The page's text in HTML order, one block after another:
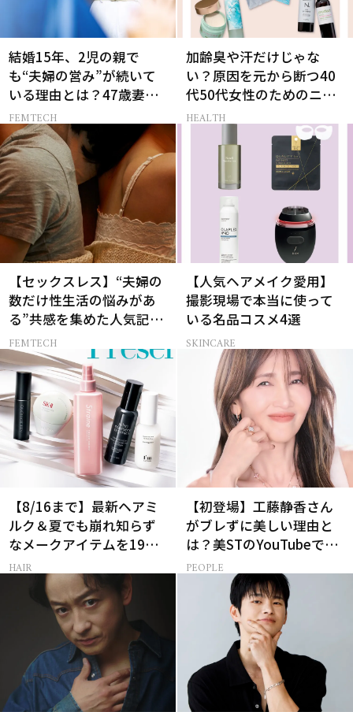
結婚15年、2児の親で
も“夫婦の営み”が続いて
いる理由とは？47歳妻が
実践する【レスにならな
いコツ】
FEMTECH
加齢臭や汗だけじゃな
い？原因を元から断つ40
代50代女性のためのニオ
イケア
HEALTH
【セックスレス】“夫婦の
数だけ性生活の悩みがあ
る”共感を集めた人気記事
10選
FEMTECH
【人気ヘアメイク愛用】
撮影現場で本当に使って
いる名品コスメ4選
SKINCARE
【8/16まで】最新ヘアミ
ルク＆夏でも崩れ知らず
なメークアイテムを19名
様にプレゼント！
HAIR
【初登場】工藤静香さん
がブレずに美しい理由と
は？美STのYouTubeでは
ALL私物の「ポーチの中
身」も大公開！
PEOPLE